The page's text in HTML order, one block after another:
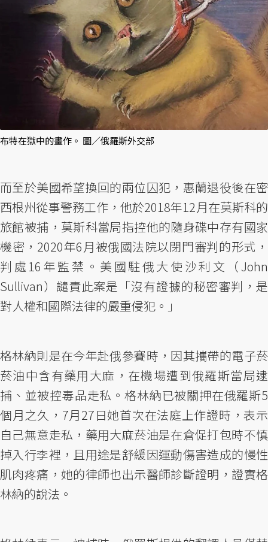
布特在獄中的畫作。 圖／俄羅斯外交部
而至於美國希望換回的兩位囚犯，惠蘭退役後在密
西根州從事警務工作，他於2018年12月在莫斯科的
旅館被捕，莫斯科當局指控他的隨身碟中存有國家
機密，2020年6月被俄國法院以閉門審判的形式，
判處16年監禁。美國駐俄大使沙利文（John
Sullivan）譴責此案是「沒有證據的秘密審判，是
對人權和國際法律的嚴重侵犯。」
格林納則是在今年赴俄參賽時，因其攜帶的電子菸
菸油中含有藥用大麻，在機場遭到俄羅斯當局逮
捕、並被控毒品走私。格林納已被關押在俄羅斯5
個月之久，7月27日她首次在法庭上作證時，表示
自己無意走私，藥用大麻菸油是在倉促打包時不慎
掉入行李裡，且用途是舒緩因運動傷害造成的慢性
肌肉疼痛，她的律師也出示醫師診斷證明，證實格
林納的說法。